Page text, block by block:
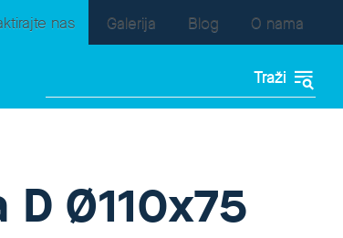
nas Galerija Blog O nama
Ø110x75